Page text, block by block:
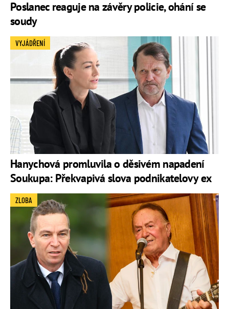
Poslanec reaguje na závěry policie, ohání se
soudy
Hanychová promluvila o děsivém napadení
Soukupa: Překvapivá slova podnikatelovy ex
VYJÁDŘENÍ
ZLOBA